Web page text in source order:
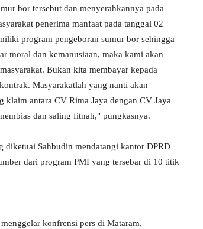
bor tersebut dan menyerahkannya pada
penerima manfaat pada tanggal 02
program pengeboran sumur bor sehingga
moral dan kemanusiaan, maka kami akan
Bukan kita membayar kepada
Masyarakatlah yang nanti akan
klaim antara CV Rima Jaya dengan CV Jaya
dan saling fitnah," pungkasnya.
Sahbudin mendatangi kantor DPRD
dari program PMI yang tersebar di 10 titik
konfrensi pers di Mataram.